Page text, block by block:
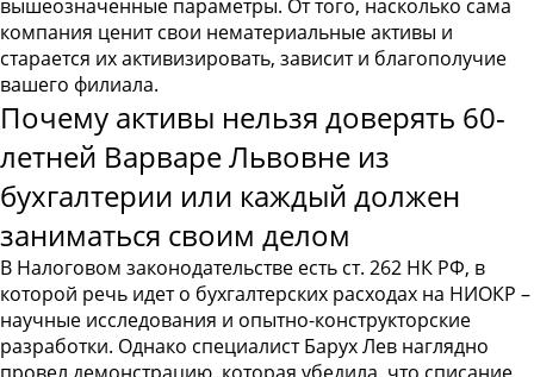
вышеозначенные параметры. От того, насколько сама
компания ценит свои нематериальные активы и
старается их активизировать, зависит и благополучие
вашего филиала.
Почему активы нельзя доверять 60-
летней Варваре Львовне из
бухгалтерии или каждый должен
заниматься своим делом
В Налоговом законодательстве есть ст. 262 НК РФ, в
которой речь идет о бухгалтерских расходах на НИОКР –
научные исследования и опытно-конструкторские
разработки. Однако специалист Барух Лев наглядно